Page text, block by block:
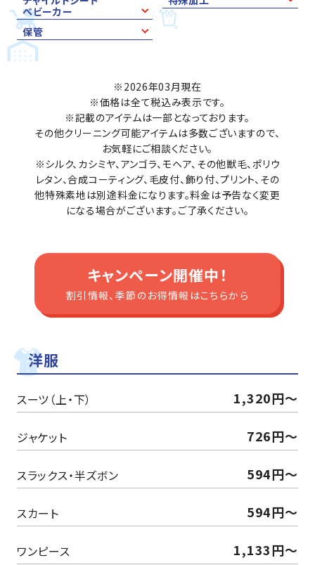
ベビーカー
保管
※2026年03月現在
※価格は全て税込み表示です。
※記載のアイテムは一部となっております。
その他クリーニング可能アイテムは多数ございますので、
お気軽にご相談ください。
※シルク、カシミヤ、アンゴラ、モヘア、その他獣毛、ポリウ
レタン、合成コーティング、毛皮付、飾り付、プリント、その
他特殊素地は別途料金になります。料金は予告なく変更
になる場合がございます。ご了承ください。​
キャンペーン開催中！
割引情報、季節のお得情報はこちらから
洋服
スーツ（上・下） 1,320円～
ジャケット 726円～
スラックス・半ズボン 594円～
スカート 594円～
ワンピース 1,133円～